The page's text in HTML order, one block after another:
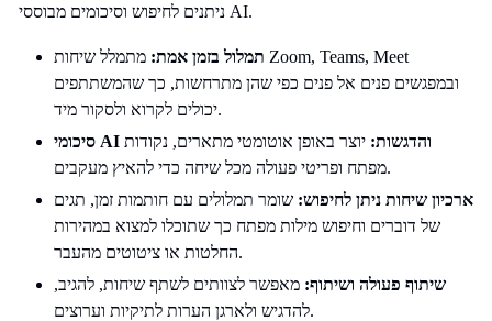
ניתנים לחיפוש וסיכומים מבוססי AI.
תמלול בזמן אמת: מתמלל שיחות Zoom, Teams, Meet
ובמפגשים פנים אל פנים כפי שהן מתרחשות, כך שהמשתתפים
יכולים לקרוא ולסקור מיד.
סיכומי AI והדגשות: יוצר באופן אוטומטי מתארים, נקודות
מפתח ופריטי פעולה מכל שיחה כדי להאיץ מעקבים.
ארכיון שיחות ניתן לחיפוש: שומר תמלולים עם חותמות זמן, תגים
של דוברים וחיפוש מילות מפתח כך שתוכלו למצוא במהירות
החלטות או ציטוטים מהעבר.
שיתוף פעולה ושיתוף: מאפשר לצוותים לשתף שיחות, להגיב,
להדגיש ולארגן הערות לתיקיות וערוצים.